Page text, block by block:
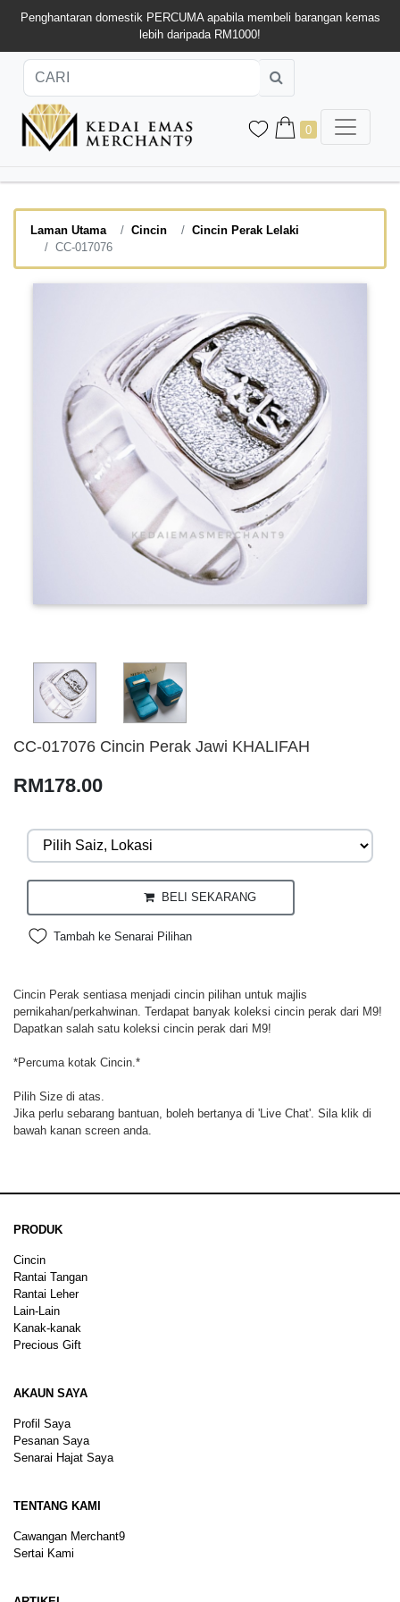
Penghantaran domestik PERCUMA apabila membeli barangan kemas
lebih daripada RM1000!
0
Laman Utama Cincin
Cincin Perak Lelaki
CC-017076
CC-017076 Cincin Perak Jawi KHALIFAH
RM178.00
BELI SEKARANG
Tambah ke Senarai Pilihan
Cincin Perak sentiasa menjadi cincin pilihan untuk majlis
pernikahan/perkahwinan. Terdapat banyak koleksi cincin perak dari M9!
Dapatkan salah satu koleksi cincin perak dari M9!
*Percuma kotak Cincin.*
Pilih Size di atas.
Jika perlu sebarang bantuan, boleh bertanya di 'Live Chat'. Sila klik di
bawah kanan screen anda.
PRODUK
Cincin
Rantai Tangan
Rantai Leher
Lain-Lain
Kanak-kanak
Precious Gift
AKAUN SAYA
Profil Saya
Pesanan Saya
Senarai Hajat Saya
TENTANG KAMI
Cawangan Merchant9
Sertai Kami